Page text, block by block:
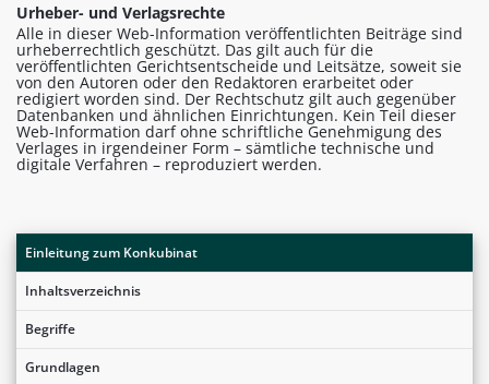
Einleitung zum Konkubinat
Inhaltsverzeichnis
Begriffe
Grundlagen
Urheber- und Verlagsrechte
Alle in dieser Web-Information veröffentlichten Beiträge sind
urheberrechtlich geschützt. Das gilt auch für die
veröffentlichten Gerichtsentscheide und Leitsätze, soweit sie
von den Autoren oder den Redaktoren erarbeitet oder
redigiert worden sind. Der Rechtschutz gilt auch gegenüber
Datenbanken und ähnlichen Einrichtungen. Kein Teil dieser
Web-Information darf ohne schriftliche Genehmigung des
Verlages in irgendeiner Form – sämtliche technische und
digitale Verfahren – reproduziert werden.